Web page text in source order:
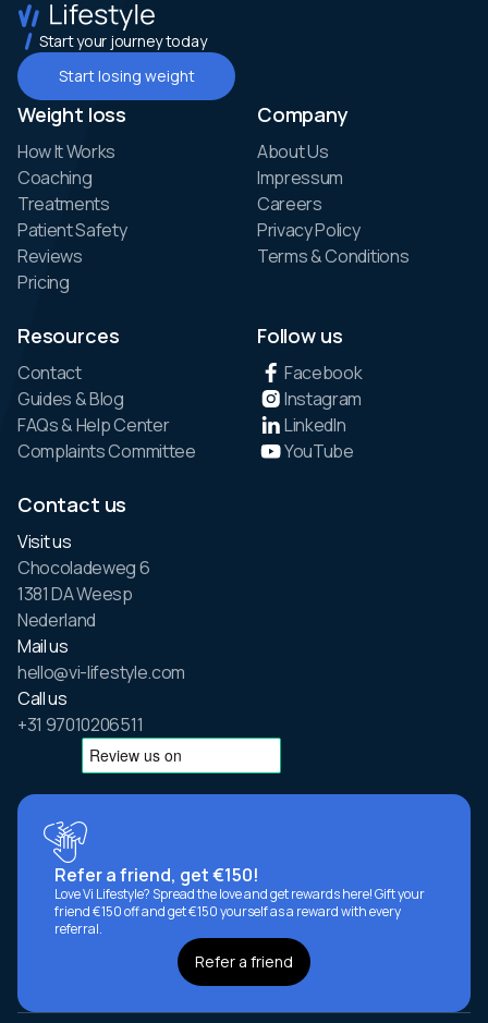
Start your journey today
Start losing weight
Weight loss
How It Works
Coaching
Treatments
Patient Safety
Reviews
Pricing
Company
About Us
Impressum
Careers
Privacy Policy
Terms & Conditions
Resources
Contact
Guides & Blog
FAQs & Help Center
Complaints Committee
Follow us
Facebook
Instagram
LinkedIn
YouTube
Contact us
Visit us
Chocoladeweg 6
1381 DA Weesp
Nederland
Mail us
hello@vi-lifestyle.com
Call us
+31 97010206511
Refer a friend, get €150!
Love Vi Lifestyle? Spread the love and get rewards here! Gift your
friend €150 off and get €150 yourself as a reward with every
referral.
Refer a friend